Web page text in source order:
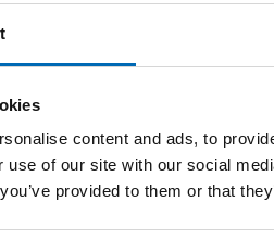
content and ads, to
use of our site with our social
provided to them or that